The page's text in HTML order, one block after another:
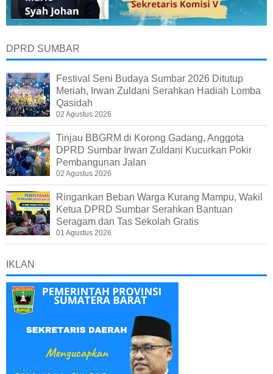
DPRD SUMBAR
Festival Seni Budaya Sumbar 2026 Ditutup
Meriah, Irwan Zuldani Serahkan Hadiah Lomba
Qasidah
02 Agustus 2026
Tinjau BBGRM di Korong Gadang, Anggota
DPRD Sumbar Irwan Zuldani Kucurkan Pokir
Pembangunan Jalan
02 Agustus 2026
Ringankan Beban Warga Kurang Mampu, Wakil
Ketua DPRD Sumbar Serahkan Bantuan
Seragam dan Tas Sekolah Gratis
01 Agustus 2026
IKLAN